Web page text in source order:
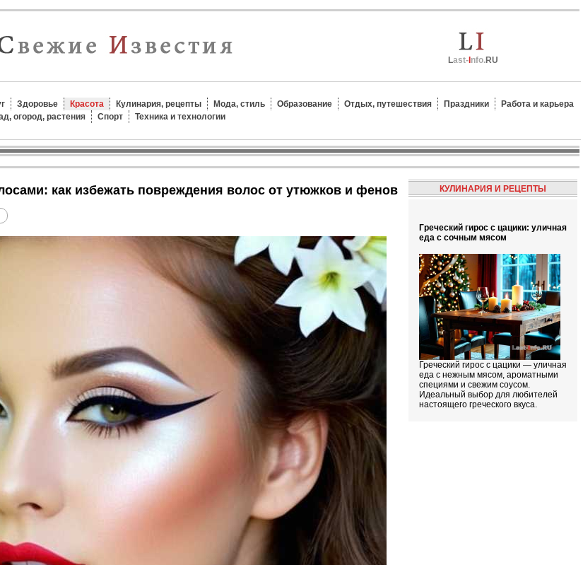
Last- nfo.RU
Здоровье Красота Кулинария, рецепты Мода, стиль Образование Отдых, путешествия Праздники
Работа и карьера
огород, растения
Спорт Техника и технологии
как избежать повреждения волос от утюжков и фенов КУЛИНАРИЯ И РЕЦЕПТЫ
Греческий гирос с цацики: уличная
еда с сочным мясом
Греческий гирос с цацики — уличная
еда с нежным мясом, ароматными
специями и свежим соусом.
Идеальный выбор для любителей
настоящего греческого вкуса.